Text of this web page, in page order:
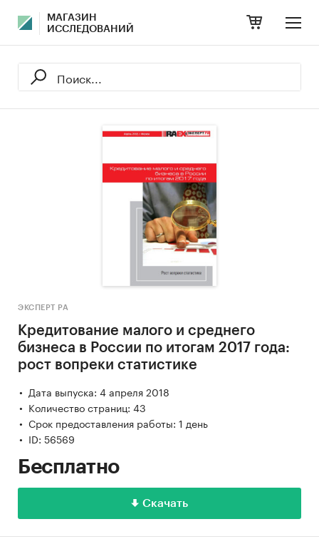
МАГАЗИН
ИССЛЕДОВАНИЙ
ЭКСПЕРТ РА
Кредитование малого и среднего
бизнеса в России по итогам 2017 года:
рост вопреки статистике
Дата выпуска: 4 апреля 2018
Количество страниц: 43
Срок предоставления работы: 1 день
ID: 56569
Бесплатно
Скачать